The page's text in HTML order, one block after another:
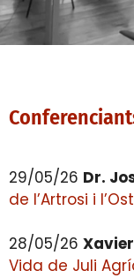
29/05/26 Dr.
de l’Artrosi i
28/05/26
Vida de Juli